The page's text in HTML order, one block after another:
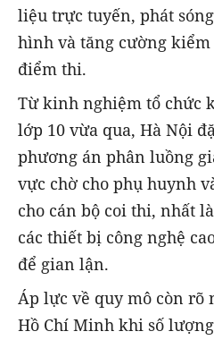
liệu trực tuyến, phát
hình và tăng cường
điểm thi.
Từ kinh nghiệm tổ chức
lớp 10 vừa qua, Hà Nội
phương án phân luồng
vực chờ cho phụ huynh
cho cán bộ coi thi, nhất
các thiết bị công nghệ
để gian lận.
Áp lực về quy mô còn rõ
Hồ Chí Minh khi số